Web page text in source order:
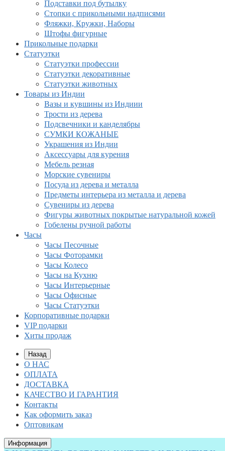
Подставки под бутылку
Стопки с прикольными надписями
Фляжки, Кружки, Наборы
Штофы фигурные
Прикольные подарки
Статуэтки
Статуэтки профессии
Статуэтки декоративные
Статуэтки животных
Товары из Индии
Вазы и кувшины из Индиии
Трости из дерева
Подсвечники и канделябры
СУМКИ КОЖАНЫЕ
Украшения из Индии
Аксессуары для курения
Мебель резная
Морские сувениры
Посуда из дерева и металла
Предметы интерьера из металла и дерева
Сувениры из дерева
Фигуры животных покрытые натуральной кожей
Гобелены ручной работы
Часы
Часы Песочные
Часы Фоторамки
Часы Колесо
Часы на Кухню
Часы Интерьерные
Часы Офисные
Часы Статуэтки
Корпоративные подарки
VIP подарки
Хиты продаж
Назад
О НАС
ОПЛАТА
ДОСТАВКА
КАЧЕСТВО И ГАРАНТИЯ
Контакты
Как оформить заказ
Оптовикам
Информация